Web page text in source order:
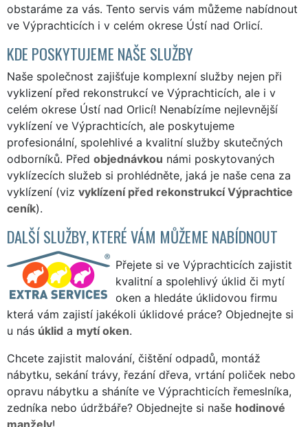
obstaráme za vás. Tento servis vám můžeme nabídnout
ve Výprachticích i v celém okrese Ústí nad Orlicí.
KDE POSKYTUJEME NAŠE SLUŽBY
Naše společnost zajišťuje komplexní služby nejen při
vyklizení před rekonstrukcí ve Výprachticích, ale i v
celém okrese Ústí nad Orlicí! Nenabízíme nejlevnější
vyklízení ve Výprachticích, ale poskytujeme
profesionální, spolehlivé a kvalitní služby skutečných
odborníků. Před objednávkou námi poskytovaných
vyklízecích služeb si prohlédněte, jaká je naše cena za
vyklízení (viz vyklízení před rekonstrukcí Výprachtice
ceník).
DALŠÍ SLUŽBY, KTERÉ VÁM MŮŽEME NABÍDNOUT
Přejete si ve Výprachticích zajistit
kvalitní a spolehlivý úklid či mytí
oken a hledáte úklidovou firmu
která vám zajistí jakékoli úklidové práce? Objednejte si
u nás úklid a mytí oken.
Chcete zajistit malování, čištění odpadů, montáž
nábytku, sekání trávy, řezání dřeva, vrtání poliček nebo
opravu nábytku a sháníte ve Výprachticích řemeslníka,
zedníka nebo údržbáře? Objednejte si naše hodinové
manžely!